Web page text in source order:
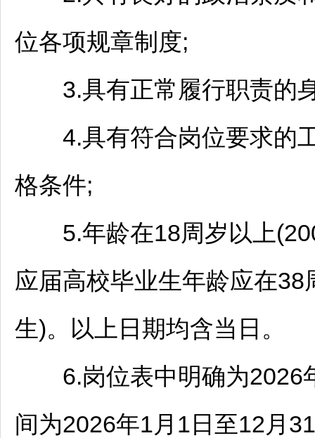
位各项规章制度;
3.具有正常履行职责的
4.具有符合岗位要求的工
格条件;
5.年龄在18周岁以上
应届高校毕业生年龄应在
生)。以上日期均含当日。
6.岗位表中明确为2026
间为2026年1月1日至12月